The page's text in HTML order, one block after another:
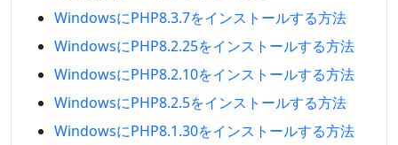
WindowsにPHP8.3.7をインストールする方法
WindowsにPHP8.2.25をインストールする方法
WindowsにPHP8.2.10をインストールする方法
WindowsにPHP8.2.5をインストールする方法
WindowsにPHP8.1.30をインストールする方法